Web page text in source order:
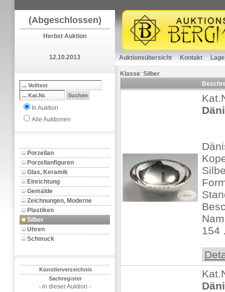
(Abgeschlossen)
Herbst Auktion
12.10.2013
In Auktion
Alle Auktionen
Porzellan
Porzellanfiguren
Glas, Keramik
Einrichtung
Gemälde
Zeichnungen, Moderne
Plastiken
Silber
Uhren
Schmuck
Künstlerverzeichnis
Sachregister
- in dieser Auktion -
Auktionsübersicht Kontakt
Klasse: Silber
154